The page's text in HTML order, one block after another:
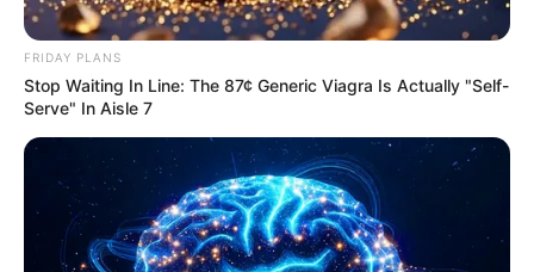
FRIDAY PLANS
Stop Waiting In Line: The 87¢ Generic Viagra Is Actually "Self-
Serve" In Aisle 7